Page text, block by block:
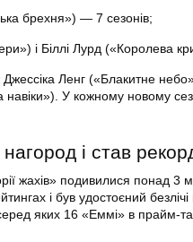
брехня») — 7 сезонів;
і Біллі Лурд («Королева
Ленг («Блакитне
У кожному новому
і став
жахів» подивилися понад 3
і був удостоєний
яких 16 «Еммі» в прайм-